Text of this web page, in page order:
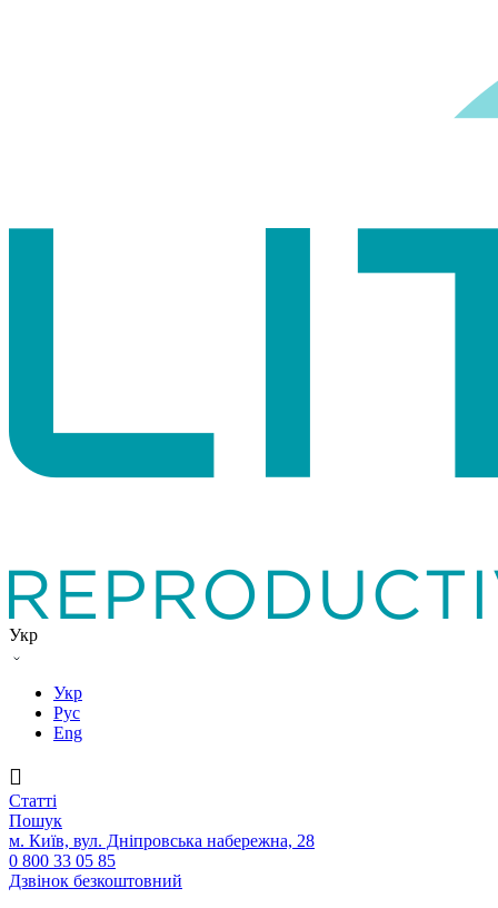
Укр
Укр
Рус
Eng
Статтi
Пошук
м. Київ, вул. Дніпровська набережна, 28
0 800 33 05 85
Дзвінок безкоштовний